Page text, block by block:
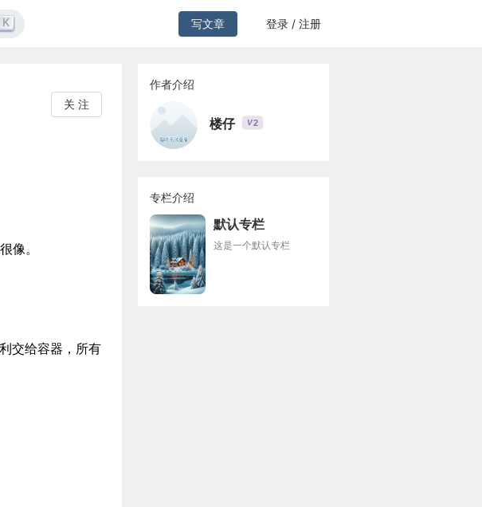
K 写文章 登录 / 注册
关 注
像。
交给容器，所有
作者介绍
楼仔 V2
专栏介绍
默认专栏
这是一个默认专栏